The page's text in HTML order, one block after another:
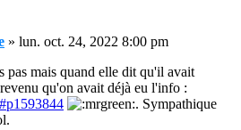
» lun. oct. 24, 2022 8:00 pm
pas mais quand elle dit qu'il avait
qu'on avait déjà eu l'info :
. Sympathique